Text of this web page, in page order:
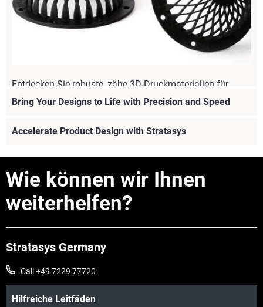
Entdecken Sie robuste, zähe 3D-Druckmaterialien für
funktionales Prototyping und Produktion. Vergleichen Sie
besten geeignete zu finden.
Mehr sehen
Bring Your Designs to Life with Precision and Speed
Accelerate Product Design with Stratasys
Wie können wir Ihnen
weiterhelfen?
Stratasys Germany
Call +49 7229 77720
Hilfreiche Leitfäden